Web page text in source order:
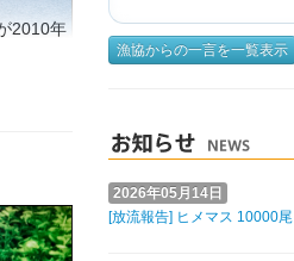
2010年
漁協からの一言を一覧表示
2026年05月14日
[放流報告] ヒメマス 10000尾